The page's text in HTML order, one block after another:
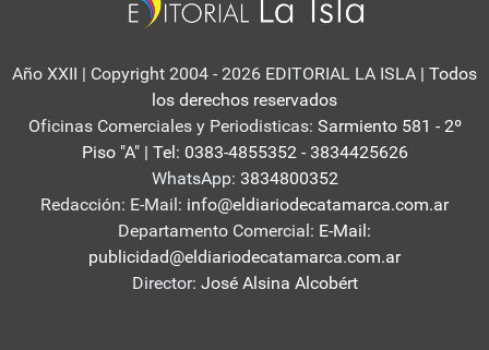
Año XXII | Copyright 2004 - 2026 EDITORIAL LA ISLA | Todos
los derechos reservados
Oficinas Comerciales y Periodisticas: Sarmiento 581 - 2º
Piso "A" | Tel: 0383-4855352 - 3834425626
WhatsApp: 3834800352
Redacción: E-Mail: info@eldiariodecatamarca.com.ar
Departamento Comercial: E-Mail:
publicidad@eldiariodecatamarca.com.ar
Director: José Alsina Alcobért